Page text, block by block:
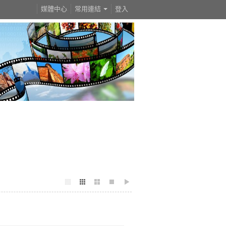
登入
媒體中心 常用連結